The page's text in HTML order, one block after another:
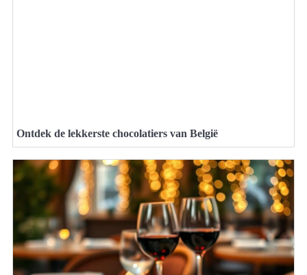
Ontdek de lekkerste chocolatiers van België